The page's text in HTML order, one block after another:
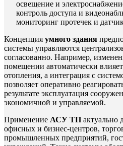
освещение и
контроль доступа и
мониторинг протечек и
Концепция умного здания
системы управляются
согласованно. Например,
помещении автоматически
отопления, а интеграция с
позволяет оперативно
результате эксплуатация
экономичной и управляемой.
Применение АСУ ТП актуально
офисных и бизнес-центров,
промышленных предприятий,